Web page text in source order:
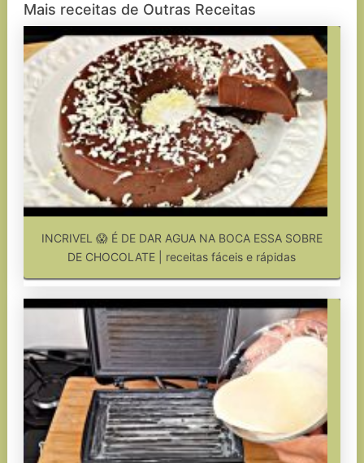
Mais receitas de Outras Receitas
INCRIVEL 😱 É DE DAR AGUA NA BOCA ESSA SOBRE
DE CHOCOLATE | receitas fáceis e rápidas